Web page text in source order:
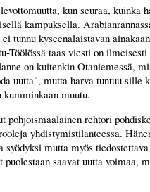
kun seuraa, kuinka
kampuksella.
tunnu kyseenalaistavan
Töölössä taas viesti on ilmeisesti
on kuitenkin Otaniemessä,
uutta", mutta harva tuntuu sille
muutu.
pohjoismaalainen rehtori
yhdistymistilanteessa.
syödyksi mutta myös
saavat uutta voimaa,